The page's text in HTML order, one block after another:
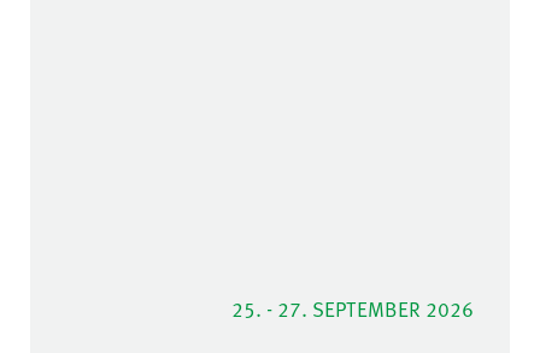
25. - 27. SEPTEMBER 2026